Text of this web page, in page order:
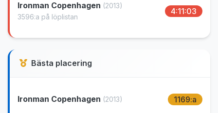
Ironman Copenhagen (2013)
3596:a på löplistan
4:11:03
Bästa placering
Ironman Copenhagen (2013) 1169:a